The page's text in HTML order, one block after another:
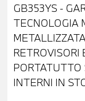
GB353YS -
TECNOLOGIA
RETROVISORI
PORTATUTTO
INTERNI IN